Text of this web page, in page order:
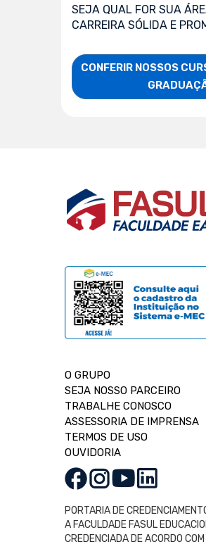
SEJA QUAL FOR SUA
CARREIRA SÓLIDA E
CONFERIR NOSSOS
O GRUPO
SEJA NOSSO PARCEIRO
TRABALHE CONOSCO
ASSESSORIA DE IMPRENSA
TERMOS DE USO
OUVIDORIA
PORTARIA DE
A FACULDADE FASUL
CREDENCIADA DE ACORDO